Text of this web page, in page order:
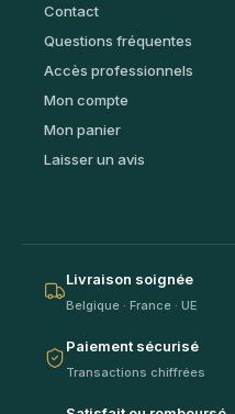
Contact
Questions fréquentes
Accès professionnels
Mon compte
Mon panier
Laisser un avis
Livraison soignée
Belgique · France · UE
Paiement sécurisé
Transactions chiffrées